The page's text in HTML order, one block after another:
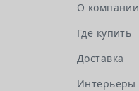
О компании
Где купить
Доставка
Интерьеры